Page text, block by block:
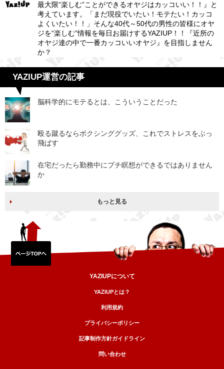
最大限“楽しむ”ことができるオヤジはカッコいい！！』と
考えています。「まだ現役でいたい！モテたい！カッコ
よくいたい！！」そんな40代～50代の男性の皆様にオヤ
ジを“楽しむ”情報を毎日お届けするYAZIUP！！『近所の
オヤジ達の中で一番カッコいいオヤジ』を目指しません
か？
YAZIUP運営の記事
脳科学的にモテるとは、こういうことだった
殴る蹴るならボクシンググッズ、これでストレスをぶっ
飛ばす
在宅だったら勤務中にプチ瞑想ができるではありません
か
もっと見る
YAZIUPについて
YAZIUPとは？
利用規約
プライバシーポリシー
記事制作方針ガイドライン
問い合わせ